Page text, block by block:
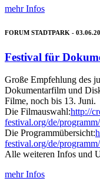
mehr Infos
FORUM STADTPARK -
Festival für
Große Empfehlung des
Dokumentarfilm und
Filme, noch bis 13. Juni.
Die Filmauswahl:http://
festival.org/de/
Die Programmübersicht:
festival.org/de/
Alle weiteren Infos und
mehr Infos